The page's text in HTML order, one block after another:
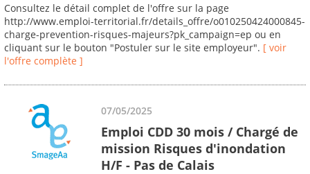
Consultez le détail complet de l'offre sur la page
http://www.emploi-territorial.fr/details_offre/o010250424000845-
charge-prevention-risques-majeurs?pk_campaign=ep ou en
cliquant sur le bouton "Postuler sur le site employeur". [ voir
l'offre complète ]
07/05/2025
Emploi CDD 30 mois / Chargé de
mission Risques d'inondation
H/F - Pas de Calais